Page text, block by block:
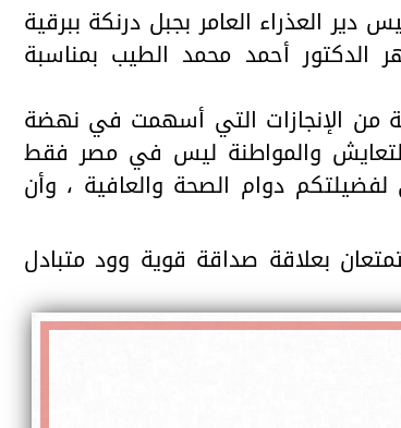
العذراء العامر بجبل درنكة ببرقية
الدكتور أحمد محمد الطيب بمناسبة
من الإنجازات التي أسهمت في نهضة
والمواطنة ليس في مصر فقط
دوام الصحة والعافية ، وأن
بعلاقة صداقة قوية وود متبادل